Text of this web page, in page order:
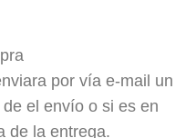
por vía e-mail un
el envío o si es en
de la entrega.